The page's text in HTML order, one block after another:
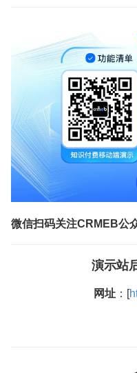
微信扫码关注CRMEB公
演示站
网址 ：[